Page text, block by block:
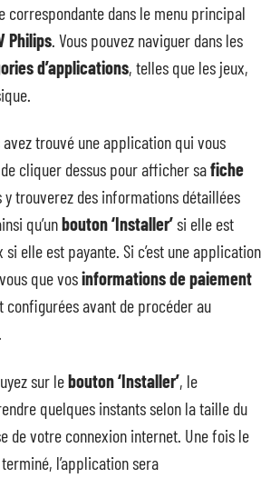
correspondante dans le menu principal
Philips . Vous pouvez naviguer dans les
d’applications, telles que les jeux,
trouvé une application qui vous
cliquer dessus pour afficher safiche
y trouverez des informations détaillées
qu’unbouton ‘Installer’si elle est
elle est payante. Si c’est une application
que vosinformations de paiement
avant de procéder au
sur lebouton ‘Installer’, le
quelques instants selon la taille du
de votre connexion internet. Une fois le
terminé, l’application sera